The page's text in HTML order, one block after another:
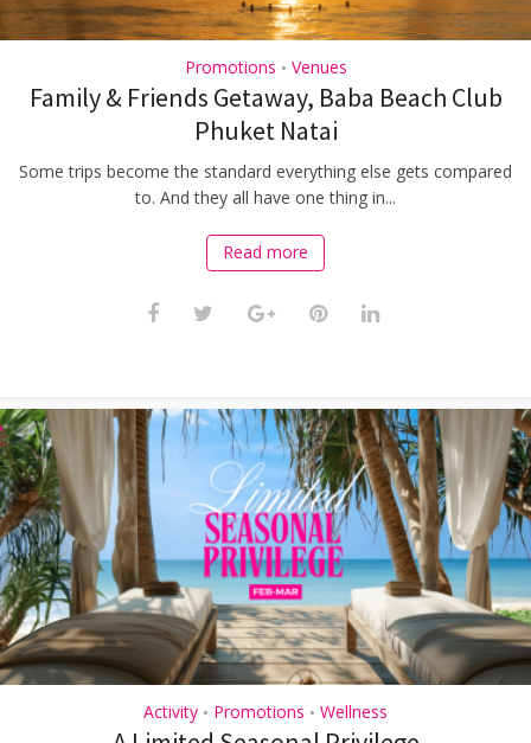
Promotions • Venues
Family & Friends Getaway, Baba Beach Club
Phuket Natai
Some trips become the standard everything else gets compared
to. And they all have one thing in...
Read more
Activity • Promotions • Wellness